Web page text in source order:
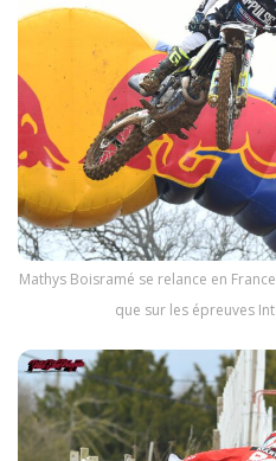
Mathys Boisramé se relance en
que sur les épreuves